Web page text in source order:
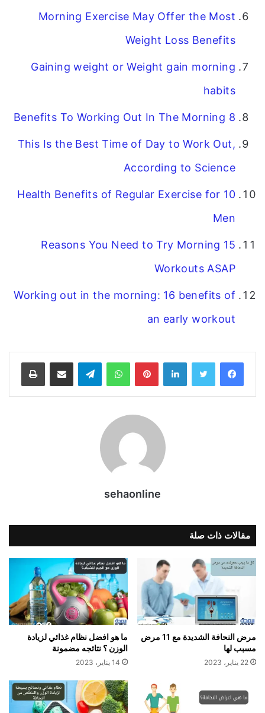
Morning Exercise May Offer the Most
Weight Loss Benefits
Gaining weight or Weight gain morning
habits
8 Benefits To Working Out In The Morning
This Is the Best Time of Day to Work Out,
According to Science
10 Health Benefits of Regular Exercise for
Men
15 Reasons You Need to Try Morning
Workouts ASAP
Working out in the morning: 16 benefits of
an early workout
فيسبوك تويتر لينكدإن بينتيريستواتساب تيلقرام مشاركة عبر البريد طباعة
sehaonline
مقالات ذات صلة
مرض النحافة الشديدة مع 11 مرض
مسبب لها
22 يناير، 2023
ما هو افضل نظام غذائي لزيادة
الوزن ؟ نتائجه مضمونة
14 يناير، 2023